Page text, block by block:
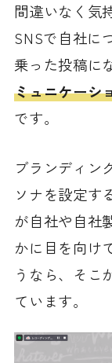
間違いなく気
SNSで自社に
乗った投稿に
ミュニケーシ
です。
ブランディン
ソナを設定す
が自社や自社
かに目を向け
うなら、そこ
ています。